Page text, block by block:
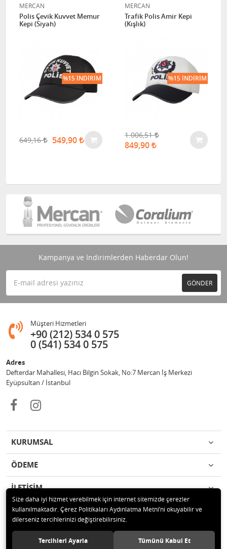
MERCAN
Polis Çevik Kuvvet Memur
Kepi (Siyah)
649,16 549,90
%15 İNDIRIM
MERCAN
Trafik Polis Amir Kepi
(Kışlık)
1.006,51
849,90
%15 İNDIRIM
Kampanya ve İndirimlerden Haberdar Olun!
GÖNDER
Müşteri Hizmetleri
+90 (212) 534 0 575
0 (541) 534 0 575
Adres
Defterdar Mahallesi, Hacı Bilgin Sokak, No:7 Mercan İş Merkezi
Eyüpsultan / İstanbul
KURUMSAL
ÖDEME
İLETİŞİM
© 2018 MERCAN PROFESYONEL GÜVENLİK ÜRÜNLERİ Tüm hakları
saklıdır.
Size daha iyi hizmet verebilmek için internet sitemizde çerezler
kullanılmaktadır. Çerez Politikaları Aydınlatma Metni’ni okuyabilir ve
dilerseniz tercihlerinizi değiştirebilirsiniz.
Tercihleri Ayarla Tümünü Kabul Et